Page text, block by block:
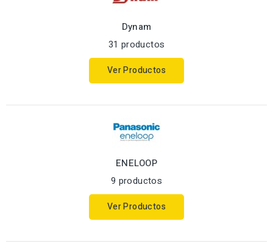
Dynam
31 productos
Ver Productos
ENELOOP
9 productos
Ver Productos